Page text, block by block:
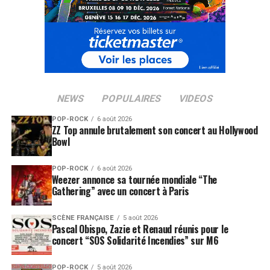
Et pour clôturer le bal côté nouveaux talents, place sera
faite au groupeMauvais Sang, qui se réserve une place
à part sur la scène régionale. Issu de la nouvelle vague
rock francophone, qui nous offrira une rencontre
inattendue entre chanson française à texte, musique
qui revisite les bases essentielles du folk et du rock tout
en prônant la spontanéité, le mélange des genres.
Alors n’hésitez plus et réservez dès maintenant votre
pass 1, 2 ou 3 soirs et profitez du festival, toujours entre
lac et montagnes, en face duChâteau de Ripaille
RÉSERVER VOS BILLETS
SUJETS ASSOCIÉS:
ORELSAN
NEWS POPULAIRES VIDEOS
POP-ROCK 6 août 2026
ZZ Top annule brutalement son concert au Hollywood
Bowl
POP-ROCK 6 août 2026
Weezer annonce sa tournée mondiale “The
Gathering” avec un concert à Paris
SCÈNE FRANÇAISE 5 août 2026
Pascal Obispo, Zazie et Renaud réunis pour le
concert “SOS Solidarité Incendies” sur M6
POP-ROCK 5 août 2026